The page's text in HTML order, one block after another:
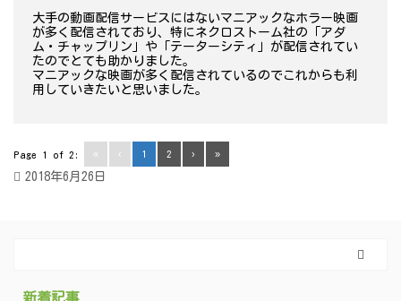
大手の動画配信サービスにはないマニアックなホラー映画
が多く配信されており、特にネクロストーム社の「アダ
ム・チャップリン」や「テーターシティ」が配信されてい
たのでとても助かりました。
マニアックな映画が多く配信されているのでこれからも利
用していきたいと思いました。
Page 1 of 2: « ‹ 1 2 › »
2018年6月26日
新着記事